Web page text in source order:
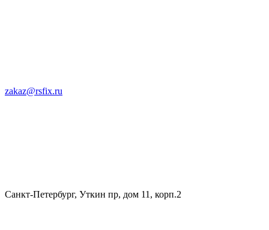
zakaz@rsfix.ru
Санкт-Петербург, Уткин пр, дом 11, корп.2